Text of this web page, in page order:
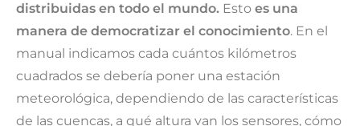
distribuidas en todo el mundo. Esto es una
manera de democratizar el conocimiento. En el
manual indicamos cada cuántos kilómetros
cuadrados se debería poner una estación
meteorológica, dependiendo de las características
de las cuencas, a qué altura van los sensores, cómo